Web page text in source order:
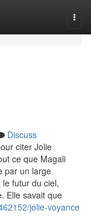
Discuss
citer Jolie
ce que Magali
par un large
futur du ciel,
Elle savait que
jolie-voyance